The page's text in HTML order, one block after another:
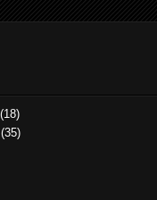
(18)
(35)